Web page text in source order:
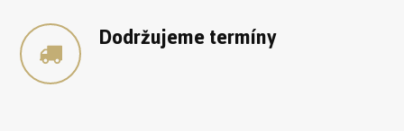
Dodržujeme termíny